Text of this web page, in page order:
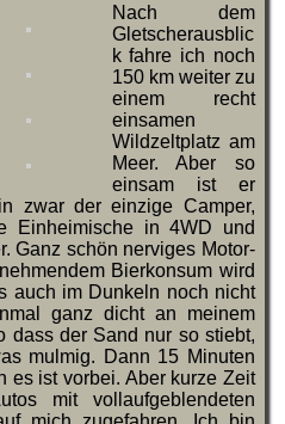
Nach dem
Gletscherausblic
k fahre ich noch
150 km weiter zu
einem recht
einsamen
Wildzeltplatz am
Meer. Aber so
einsam ist er
zwar der einzige Camper,
Einheimische in 4WD und
Ganz schön nerviges Motor-
Bierkonsum wird
auch im Dunkeln noch nicht
ganz dicht an meinem
dass der Sand nur so stiebt,
mulmig. Dann 15 Minuten
es ist vorbei. Aber kurze Zeit
mit vollaufgeblendeten